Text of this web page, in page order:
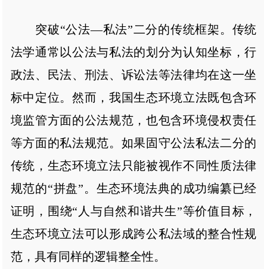
突破“公法—私法”二分的传统框架。传统
法学通常以公法与私法的划分为认知坐标，行
政法、民法、刑法、诉讼法等法律均在这一坐
标中定位。然而，我国生态环境立法既包含环
境监管方面的公法规范，也包含环境侵权责任
等方面的私法规范。如果固守公法私法二分的
传统，生态环境立法只能被视作不同性质法律
规范的“拼盘”。生态环境法典的成功编纂已经
证明，围绕“人与自然和谐共生”等价值目标，
生态环境立法可以形成跨公私法域的整合性规
范，具有同样的逻辑整全性。